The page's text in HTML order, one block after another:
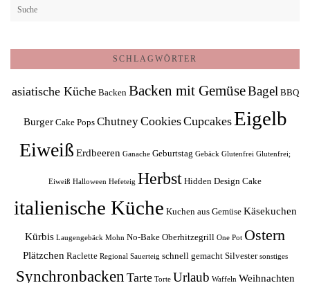
SCHLAGWÖRTER
asiatische Küche Backen Backen mit GemüseBagel BBQ
Burger Cake Pops ChutneyCookiesCupcakesEigelb
Eiweiß Erdbeeren Ganache Geburtstag Gebäck Glutenfrei Glutenfrei;
Eiweiß Halloween Hefeteig Herbst Hidden Design Cake
italienische Küche Kuchen aus Gemüse Käsekuchen
Kürbis Laugengebäck Mohn No-Bake Oberhitzegrill One Pot Ostern
Plätzchen Raclette Regional Sauerteig schnell gemacht Silvester sonstiges
Synchronbacken Tarte Torte Urlaub Waffeln Weihnachten